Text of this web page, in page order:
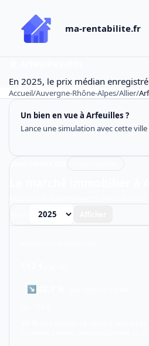
ma-rentabilite.fr
En 2025, le prix médian
Accueil/Auvergne-Rhône-Alpes/Allier/
Un bien en vue à Arfeuilles ?
Lance une simulation avec cette
Observatoire DVF
↘